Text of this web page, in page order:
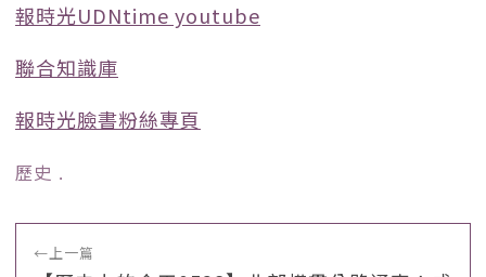
報時光UDNtime youtube
聯合知識庫
報時光臉書粉絲專頁
歷史 ﹒
←上一篇